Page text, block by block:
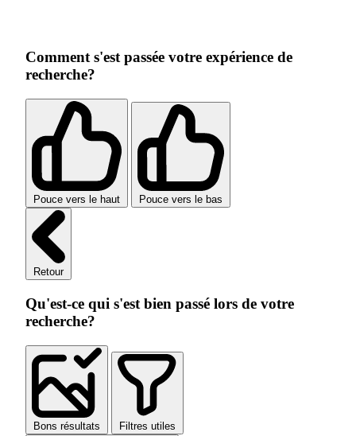
Comment s'est passée votre expérience de
recherche?
Pouce vers le haut Pouce vers le bas
Retour
Qu'est-ce qui s'est bien passé lors de votre
recherche?
Bons résultats Filtres utiles